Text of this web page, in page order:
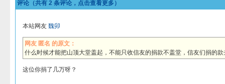
评论（共有 2 条评论，点击查看更多）
本站网友 魏卯
网友 匿名 的原文：
什么时候才能把山顶大堂盖起，不能只收信友的捐款不盖堂，信友们捐的
这位你捐了几万呀？